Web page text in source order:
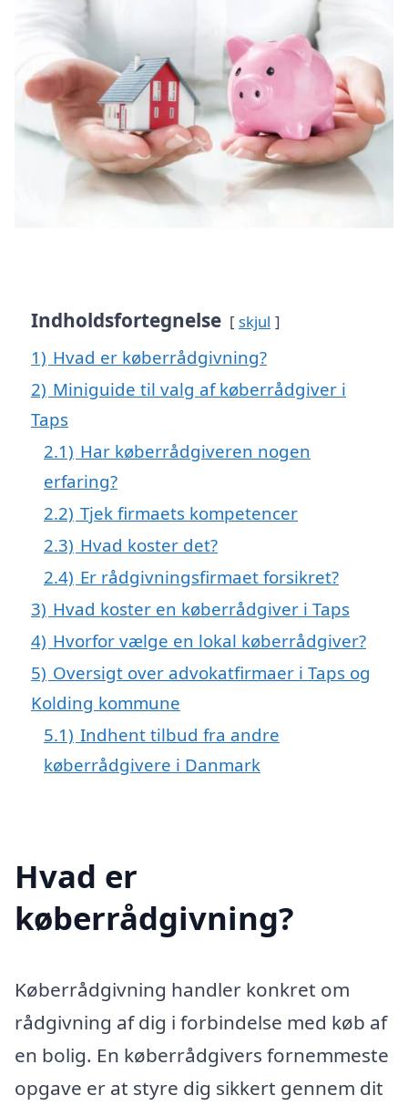
Indholdsfortegnelse skjul
1) Hvad er køberrådgivning?
2) Miniguide til valg af køberrådgiver i
Taps
2.1) Har køberrådgiveren nogen
erfaring?
2.2) Tjek firmaets kompetencer
2.3) Hvad koster det?
2.4) Er rådgivningsfirmaet forsikret?
3) Hvad koster en køberrådgiver i Taps
4) Hvorfor vælge en lokal køberrådgiver?
5) Oversigt over advokatfirmaer i Taps og
Kolding kommune
5.1) Indhent tilbud fra andre
køberrådgivere i Danmark
Hvad er
køberrådgivning?
Køberrådgivning handler konkret om
rådgivning af dig i forbindelse med køb af
en bolig. En køberrådgivers fornemmeste
opgave er at styre dig sikkert gennem dit